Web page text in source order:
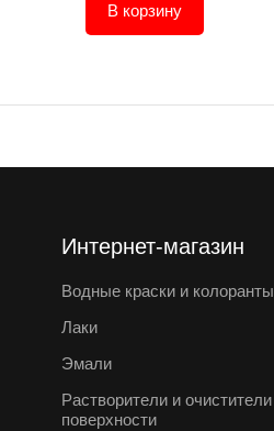
В корзину
Интернет-магазин
Водные краски и колоранты
Лаки
Эмали
Растворители и очистители
поверхности